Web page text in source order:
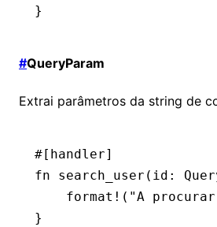
}
#QueryParam
Extrai parâmetros da string de
#[handler]
fn search_user (id :
    format!
( "A
}